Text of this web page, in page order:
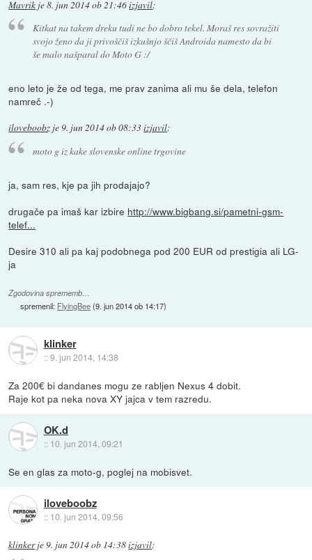
Mavrik je8. jun 2014 ob 21:46izjavil:
Kitkat na takem dreku tudi ne bo dobro tekel. Moraš res sovražiti
svojo ženo da ji privoščiš izkušnjo ščiš Androida namesto da bi
še malo našparal do Moto G :/
eno leto je že od tega, me prav zanima ali mu še dela, telefon
namreč .-)
iloveboobz je9. jun 2014 ob 08:33izjavil:
moto g iz kake slovenske online trgovine
ja, sam res, kje pa jih prodajajo?
drugače pa imaš kar izbire http://www.bigbang.si/pametni-gsm-
telef...
Desire 310 ali pa kaj podobnega pod 200 EUR od prestigia ali LG-
ja
Zgodovina sprememb…
spremenil: FlyingBee(9. jun 2014 ob 14:17)
klinker
::9. jun 2014, 14:38
Za 200€ bi dandanes mogu ze rabljen Nexus 4 dobit.
Raje kot pa neka nova XY jajca v tem razredu.
OK.d
:: 10. jun 2014, 09:21
Se en glas za moto-g, poglej na mobisvet.
iloveboobz
:: 10. jun 2014, 09:56
klinkerje9. jun 2014 ob 14:38izjavil: